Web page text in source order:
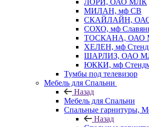
ЛОРИ, ОАО МЛК
МИЛАН, мф СВ
СКАЙЛАЙН,
СОХО, мф
ТОСКАНА, ОАО
ХЕЛЕН, мф
ШАРЛИЗ, ОАО
ЮККИ, мф
Тумбы под телевизор
Мебель для Спальни
Назад
Мебель для Спальни
Спальные гарнитуры,
Назад